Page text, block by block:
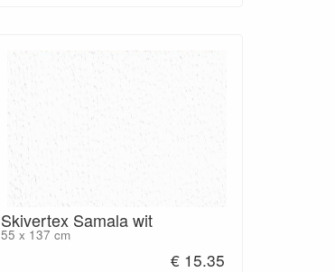
Skivertex Samala wit
55 x 137 cm
€ 15.35